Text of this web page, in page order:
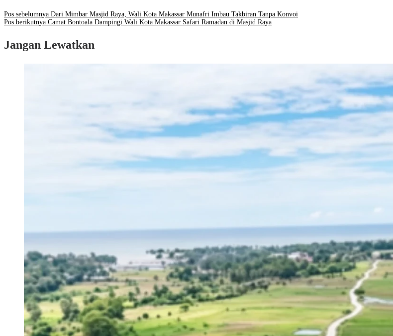
Pos sebelumnya Dari Mimbar Masjid Raya, Wali Kota Makassar Munafri Imbau Takbiran Tanpa Konvoi
Pos berikutnya Camat Bontoala Dampingi Wali Kota Makassar Safari Ramadan di Masjid Raya
Jangan Lewatkan